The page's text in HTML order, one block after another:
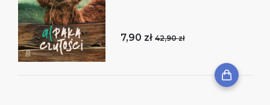
7,90 zł 42,90 zł